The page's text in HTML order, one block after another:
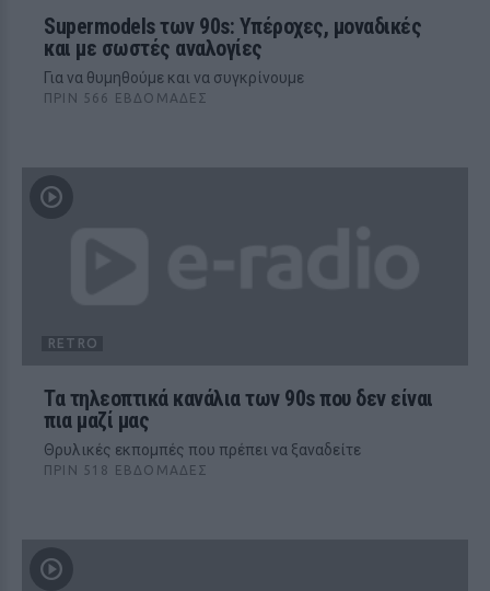
Supermodels των 90s: Υπέροχες, μοναδικές
και με σωστές αναλογίες
Για να θυμηθούμε και να συγκρίνουμε
ΠΡΙΝ 566 ΕΒΔΟΜΆΔΕΣ
RETRO
Τα τηλεοπτικά κανάλια των 90s που δεν είναι
πια μαζί μας
Θρυλικές εκπομπές που πρέπει να ξαναδείτε
ΠΡΙΝ 518 ΕΒΔΟΜΆΔΕΣ